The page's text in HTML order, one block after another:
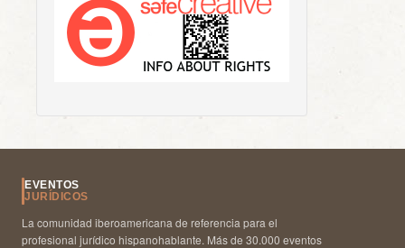
EVENTOS
JURÍDICOS
La comunidad iberoamericana de referencia para el
profesional jurídico hispanohablante. Más de 30.000 eventos